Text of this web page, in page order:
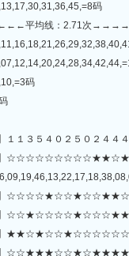
码
平均线：2.71次
码
１１３５４０２５０２４４
０８】
８】
８】
８】
８】